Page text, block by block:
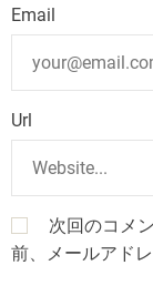
Email
Url
次回のコメ
前、メールアド